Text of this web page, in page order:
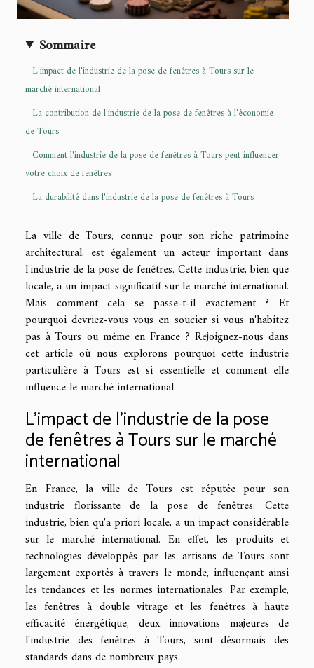
Sommaire
L'impact de l'industrie de la pose de fenêtres à Tours sur le
marché international
La contribution de l'industrie de la pose de fenêtres à l'économie
de Tours
Comment l'industrie de la pose de fenêtres à Tours peut influencer
votre choix de fenêtres
La durabilité dans l'industrie de la pose de fenêtres à Tours
La ville de Tours, connue pour son riche patrimoine
architectural, est également un acteur important dans
l'industrie de la pose de fenêtres. Cette industrie, bien que
locale, a un impact significatif sur le marché international.
Mais comment cela se passe-t-il exactement ? Et
pourquoi devriez-vous vous en soucier si vous n'habitez
pas à Tours ou même en France ? Rejoignez-nous dans
cet article où nous explorons pourquoi cette industrie
particulière à Tours est si essentielle et comment elle
influence le marché international.
L'impact de l'industrie de la pose
de fenêtres à Tours sur le marché
international
En France, la ville de Tours est réputée pour son
industrie florissante de la pose de fenêtres. Cette
industrie, bien qu'a priori locale, a un impact considérable
sur le marché international. En effet, les produits et
technologies développés par les artisans de Tours sont
largement exportés à travers le monde, influençant ainsi
les tendances et les normes internationales. Par exemple,
les fenêtres à double vitrage et les fenêtres à haute
efficacité énergétique, deux innovations majeures de
l'industrie des fenêtres à Tours, sont désormais des
standards dans de nombreux pays.